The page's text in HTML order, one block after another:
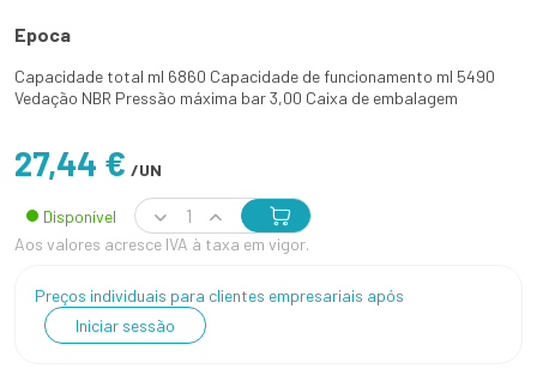
Epoca
Capacidade total ml 6860 Capacidade de funcionamento ml 5490
Vedação NBR Pressão máxima bar 3,00 Caixa de embalagem
27,44 € /UN
Disponível
Aos valores acresce IVA à taxa em vigor.
Preços individuais para clientes empresariais após
Iniciar sessão